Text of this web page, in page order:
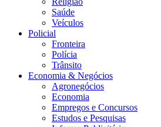
Saúde
Veículos
Policial
Fronteira
Polícia
Trânsito
Economia & Negócios
Agronegócios
Economia
Empregos e Concursos
Estudos e Pesquisas